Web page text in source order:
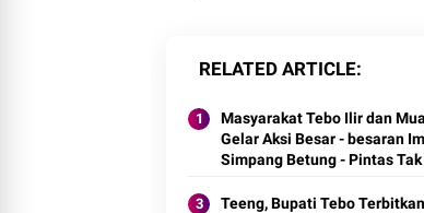
RELATED ARTICLE
Masyarakat Tebo Ilir dan
Gelar Aksi Besar - besaran
Simpang Betung - Pintas
Teeng, Bupati Tebo